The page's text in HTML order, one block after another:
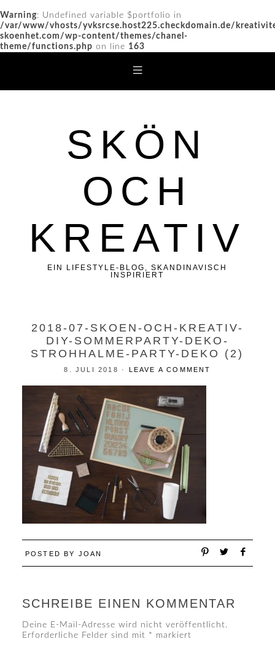
Warning: Undefined variable $portfolio in
/var/www/vhosts/yvksrcse.host225.checkdomain.de/
skoenhet.com/wp-content/themes/chanel-
theme/functions.php on line 163
SKÖN
OCH
KREATIV
EIN LIFESTYLE-BLOG, SKANDINAVISCH
INSPIRIERT
2018-07-SKOEN-OCH-KREATIV-
DIY-SOMMERPARTY-DEKO-
STROHHALME-PARTY-DEKO (2)
8. JULI 2018 · LEAVE A COMMENT
POSTED BY JOAN
SCHREIBE EINEN KOMMENTAR
Deine E-Mail-Adresse wird nicht veröffentlicht.
Erforderliche Felder sind mit * markiert